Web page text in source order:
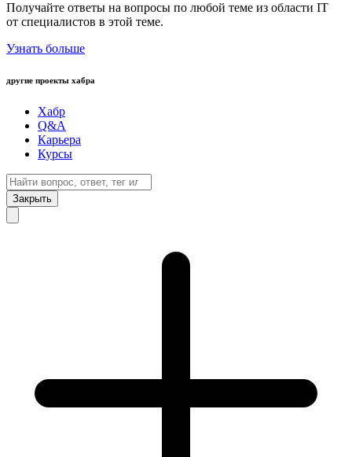
Получайте ответы на вопросы по любой теме из области IT
от специалистов в этой теме.
Узнать больше
другие проекты хабра
Хабр
Q&A
Карьера
Курсы
Закрыть